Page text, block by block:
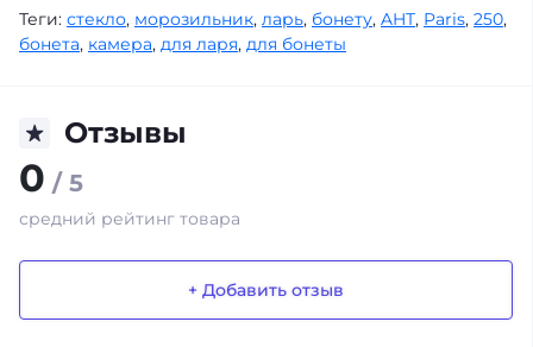
Теги: стекло, морозильник, ларь, бонету, AHT, Paris, 250,
бонета, камера, для ларя, для бонеты
Отзывы
0 / 5
средний рейтинг товара
+ Добавить отзыв